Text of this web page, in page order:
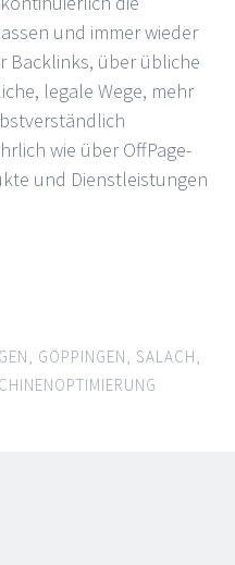
und immer wieder
Backlinks, über übliche
legale Wege, mehr
wie über OffPage-
und Dienstleistungen
GÖPPINGEN SALACH